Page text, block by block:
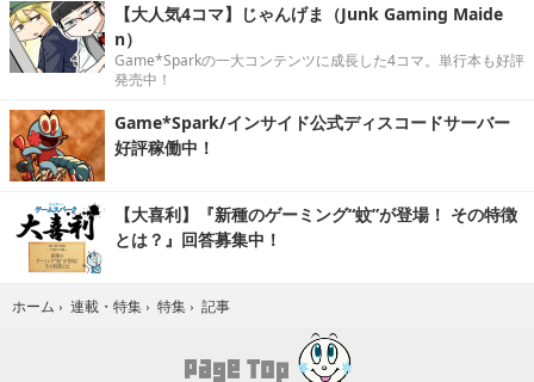
【大人気4コマ】じゃんげま（Junk Gaming Maide
n）
Game*Sparkの一大コンテンツに成長した4コマ。単行本も好評
発売中！
Game*Spark/インサイド公式ディスコードサーバー
好評稼働中！
【大喜利】『新種のゲーミング“蚊”が登場！ その特徴
とは？』回答募集中！
ホーム › 連載・特集 › 特集 › 記事